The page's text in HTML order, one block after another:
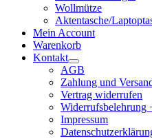
Wollmütze
Aktentasche/
Mein Account
Warenkorb
Kontakt
AGB
Zahlung und
Vertrag widerrufen
Widerrufsbelehrung
Impressum